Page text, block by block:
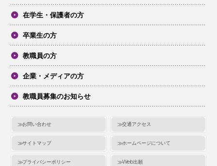
在学生・保護者の方
卒業生の方
教職員の方
企業・メディアの方
教職員募集のお知らせ
お問い合わせ 交通アクセス
サイトマップ ホームページについて
プライバシーポリシー Web出願